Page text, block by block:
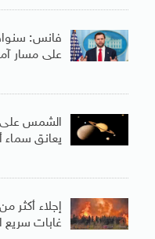
فانس:
على مسار
الشمس على
يعانق سماء
غابات سريع